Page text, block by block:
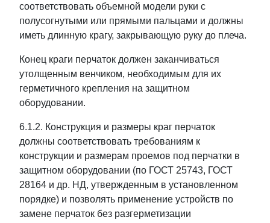
соответствовать объемной модели руки с
полусогнутыми или прямыми пальцами и должны
иметь длинную крагу, закрывающую руку до плеча.
Конец краги перчаток должен заканчиваться
утолщенным венчиком, необходимым для их
герметичного крепления на защитном
оборудовании.
6.1.2. Конструкция и размеры краг перчаток
должны соответствовать требованиям к
конструкции и размерам проемов под перчатки в
защитном оборудовании (по ГОСТ 25743, ГОСТ
28164 и др. НД, утвержденным в установленном
порядке) и позволять применение устройств по
замене перчаток без разгерметизации